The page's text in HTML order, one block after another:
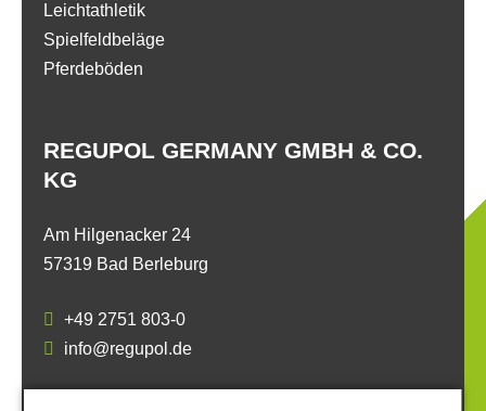
REGUPOL GERMANY GMBH & CO.
KG
Am Hilgenacker 24
57319 Bad Berleburg
+49 2751 803-0
info@regupol.de
Leichtathletik
Spielfeldbeläge
Pferdeböden